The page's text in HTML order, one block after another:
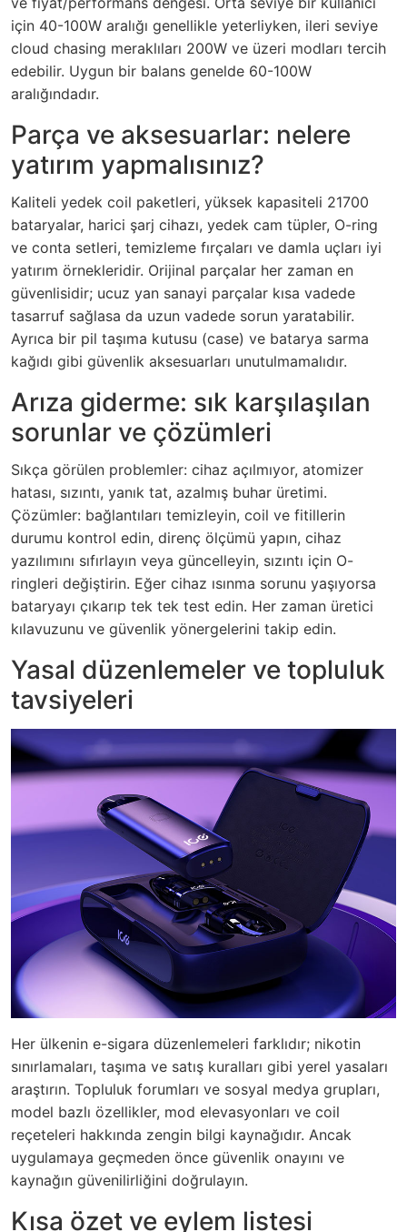
için 40-100W aralığı genellikle yeterliyken, ileri seviye
cloud chasing meraklıları 200W ve üzeri modları tercih
edebilir. Uygun bir balans genelde 60-100W
aralığındadır.
Parça ve aksesuarlar: nelere
yatırım yapmalısınız?
Kaliteli yedek coil paketleri, yüksek kapasiteli 21700
bataryalar, harici şarj cihazı, yedek cam tüpler, O-ring
ve conta setleri, temizleme fırçaları ve damla uçları iyi
yatırım örnekleridir. Orijinal parçalar her zaman en
güvenlisidir; ucuz yan sanayi parçalar kısa vadede
tasarruf sağlasa da uzun vadede sorun yaratabilir.
Ayrıca bir pil taşıma kutusu (case) ve batarya sarma
kağıdı gibi güvenlik aksesuarları unutulmamalıdır.
Arıza giderme: sık karşılaşılan
sorunlar ve çözümleri
Sıkça görülen problemler: cihaz açılmıyor, atomizer
hatası, sızıntı, yanık tat, azalmış buhar üretimi.
Çözümler: bağlantıları temizleyin, coil ve fitillerin
durumu kontrol edin, direnç ölçümü yapın, cihaz
yazılımını sıfırlayın veya güncelleyin, sızıntı için O-
ringleri değiştirin. Eğer cihaz ısınma sorunu yaşıyorsa
bataryayı çıkarıp tek tek test edin. Her zaman üretici
kılavuzunu ve güvenlik yönergelerini takip edin.
Yasal düzenlemeler ve topluluk
tavsiyeleri
Her ülkenin e-sigara düzenlemeleri farklıdır; nikotin
sınırlamaları, taşıma ve satış kuralları gibi yerel yasaları
araştırın. Topluluk forumları ve sosyal medya grupları,
model bazlı özellikler, mod elevasyonları ve coil
reçeteleri hakkında zengin bilgi kaynağıdır. Ancak
uygulamaya geçmeden önce güvenlik onayını ve
kaynağın güvenilirliğini doğrulayın.
Kısa özet ve eylem listesi